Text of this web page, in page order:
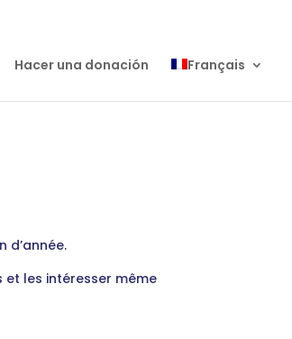
Hacer una donación Français
d’année.
les intéresser même